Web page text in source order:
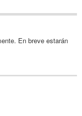
En breve estarán